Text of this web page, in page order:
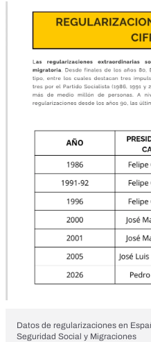
Datos de regularizaciones en
Seguridad Social y Migraciones